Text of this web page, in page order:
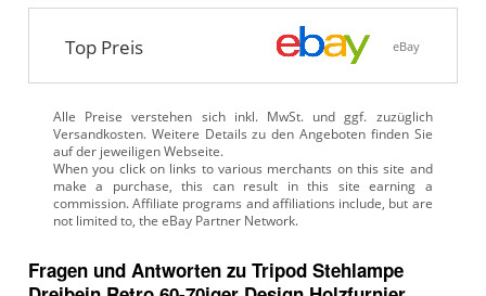
Top Preis eBay
Alle Preise verstehen sich inkl. MwSt. und ggf. zuzüglich
Versandkosten. Weitere Details zu den Angeboten finden Sie
auf der jeweiligen Webseite.
Fragen und Antworten zu Tripod Stehlampe